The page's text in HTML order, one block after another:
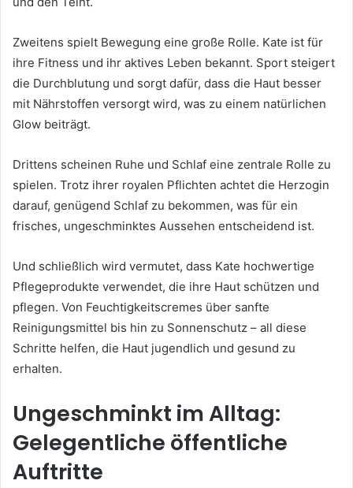
Zweitens spielt Bewegung eine große Rolle. Kate ist für
ihre Fitness und ihr aktives Leben bekannt. Sport steigert
die Durchblutung und sorgt dafür, dass die Haut besser
mit Nährstoffen versorgt wird, was zu einem natürlichen
Glow beiträgt.
Drittens scheinen Ruhe und Schlaf eine zentrale Rolle zu
spielen. Trotz ihrer royalen Pflichten achtet die Herzogin
darauf, genügend Schlaf zu bekommen, was für ein
frisches, ungeschminktes Aussehen entscheidend ist.
Und schließlich wird vermutet, dass Kate hochwertige
Pflegeprodukte verwendet, die ihre Haut schützen und
pflegen. Von Feuchtigkeitscremes über sanfte
Reinigungsmittel bis hin zu Sonnenschutz – all diese
Schritte helfen, die Haut jugendlich und gesund zu
erhalten.
Ungeschminkt im Alltag:
Gelegentliche öffentliche
Auftritte